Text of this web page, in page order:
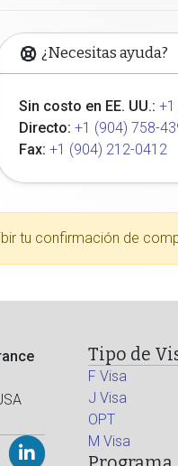
¿Necesitas ayuda?
Sin costo en EE. UU.: +1
Directo: +1 (904) 758-
Fax: +1 (904) 212-0412
tu confirmación de
Tipo de
F Visa
J Visa
OPT
M Visa